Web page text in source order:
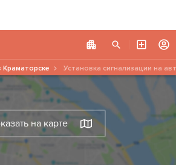
на карте
Краматорске Установка сигнализации на